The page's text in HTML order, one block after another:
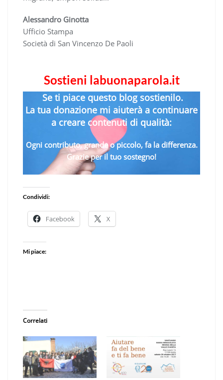
Alessandro Ginotta
Ufficio Stampa
Società di San Vincenzo De Paoli
Sostieni labuonaparola.it
Se ti piace questo blog sostienilo.
La tua donazione mi aiuterà a continuare
a creare contenuti di qualità:
Ogni contributo, grande o piccolo, fa la differenza.
Grazie per il tuo sostegno!
Condividi:
Facebook X
Mi piace:
Correlati